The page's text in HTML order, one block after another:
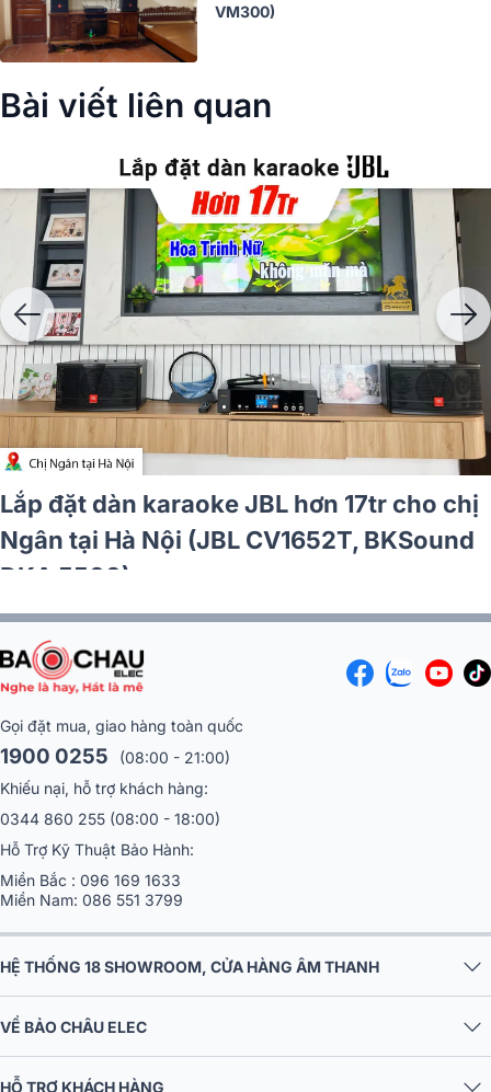
VM300)
Bài viết liên quan
JBL hơn 33tr cho
(JBL Pasion 10,
Philips CSS3751/70,
MKII...)
Lắp đặt dàn
anh Tài tại TP
Gọi đặt mua, giao hàng toàn quốc
1900 0255
(08:00 - 21:00)
Khiếu nại, hỗ trợ khách hàng:
0344 860 255(08:00 - 18:00)
Hỗ Trợ Kỹ Thuật Bảo Hành:
Miền Nam:086 551 3799
HỆ THỐNG 18 SHOWROOM, CỬA HÀNG ÂM THANH
VỀ BẢO CHÂU ELEC